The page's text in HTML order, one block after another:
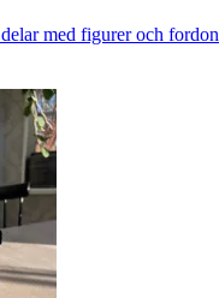
med figurer och fordon